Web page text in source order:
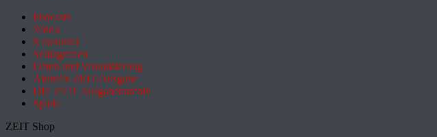
Podcasts
Video
Newsletter
Schlagzeilen
Daten und Visualisierung
Aktuelle ZEIT-Ausgabe
DIE ZEIT Ausgabenarchiv
Spiele
ZEIT Shop